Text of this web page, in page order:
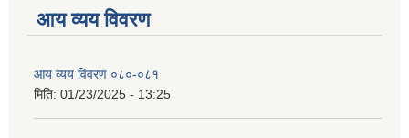
आय व्यय विवरण
आय व्यय विवरण ०८०-०८१
मिति: 01/23/2025 - 13:25